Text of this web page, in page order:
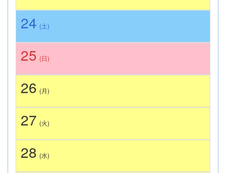
24 (土)
25 (日)
26 (月)
27 (火)
28 (水)